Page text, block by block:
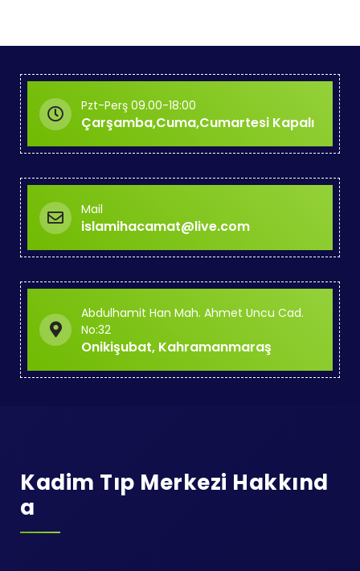
Pzt-Perş 09.00-18:00
Çarşamba,Cuma,Cumartesi Kapalı
Mail
islamihacamat@live.com
Abdulhamit Han Mah. Ahmet Uncu Cad.
No:32
Onikişubat, Kahramanmaraş
Kadim Tıp Merkezi Hakkınd
A